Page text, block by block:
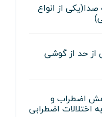
از انواع
از حد از گوشی
اضطراب و
اختلالات اضطرابی